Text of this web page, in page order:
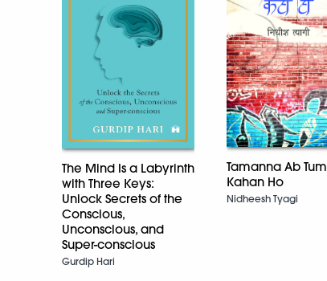
The Mind Is a Labyrinth
with Three Keys:
Unlock Secrets of the
Conscious,
Unconscious, and
Super-conscious
Gurdip Hari
Tamanna Ab Tum
Kahan Ho
Nidheesh Tyagi